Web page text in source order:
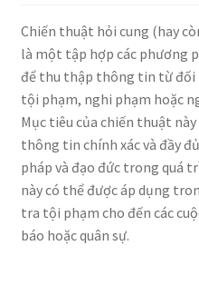
Album
Chiến thuật hỏi cung (hay
là một tập hợp các phương
để thu thập thông tin từ đối
tội phạm, nghi phạm hoặc
Mục tiêu của chiến thuật
thông tin chính xác và đầy
pháp và đạo đức trong quá
này có thể được áp dụng
tra tội phạm cho đến các
báo hoặc quân sự.